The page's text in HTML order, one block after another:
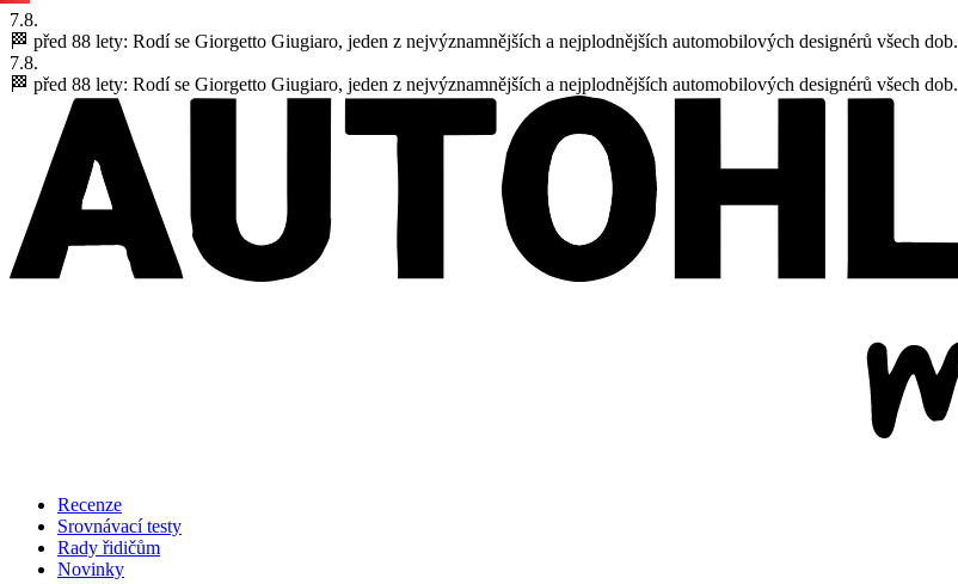
7.8.
🏁 před 88 lety: Rodí se Giorgetto Giugiaro, jeden z nejvýznamnějších a nejplodnějších automobilových designérů všech dob.
7.8.
🏁 před 88 lety: Rodí se Giorgetto Giugiaro, jeden z nejvýznamnějších a nejplodnějších automobilových designérů všech dob.
Recenze
Srovnávací testy
Rady řidičům
Novinky